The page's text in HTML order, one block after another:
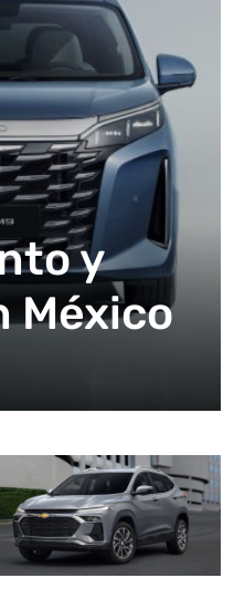
y
México